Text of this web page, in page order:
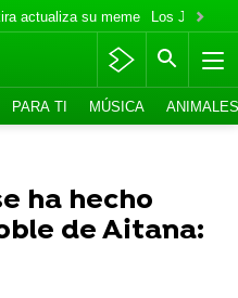
actualiza su meme Los Jonas
PARA TI MÚSICA ANIMALES
ha hecho
de Aitana: